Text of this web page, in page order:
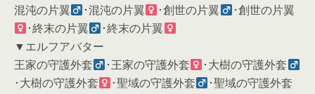
混沌の片翼
･混沌の片翼 ･創世の片翼
･創世の片翼
･終末の片翼
･終末の片翼
▼エルフアバター
王家の守護外套
･王家の守護外套
･大樹の守護外套
･大樹の守護外套
･聖域の守護外套 ･聖域の守護外套